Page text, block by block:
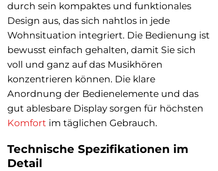
durch sein kompaktes und funktionales
Design aus, das sich nahtlos in jede
Wohnsituation integriert. Die Bedienung ist
bewusst einfach gehalten, damit Sie sich
voll und ganz auf das Musikhören
konzentrieren können. Die klare
Anordnung der Bedienelemente und das
gut ablesbare Display sorgen für höchsten
Komfort im täglichen Gebrauch.
Technische Spezifikationen im
Detail